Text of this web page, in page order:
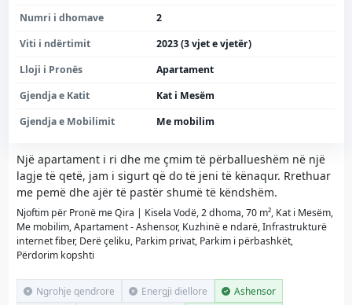
Një apartament i ri dhe me çmim të përballueshëm në një
lagje të qetë, jam i sigurt që do të jeni të kënaqur. Rrethuar
me pemë dhe ajër të pastër shumë të këndshëm.
Njoftim për Pronë me Qira | Kisela Vodë, 2 dhoma, 70 m², Kat i Mesëm,
Me mobilim, Apartament - Ashensor, Kuzhinë e ndarë, Infrastrukturë
internet fiber, Derë çeliku, Parkim privat, Parkim i përbashkët,
Përdorim kopshti
Ngrohje qendrore Energji diellore
Ashensor
Numri i dhomave
2
Viti i ndërtimit
2023 (3 vjet e vjetër)
Lloji i Pronës
Apartament
Gjendja e Katit
Kat i Mesëm
Gjendja e Mobilimit
Me mobilim